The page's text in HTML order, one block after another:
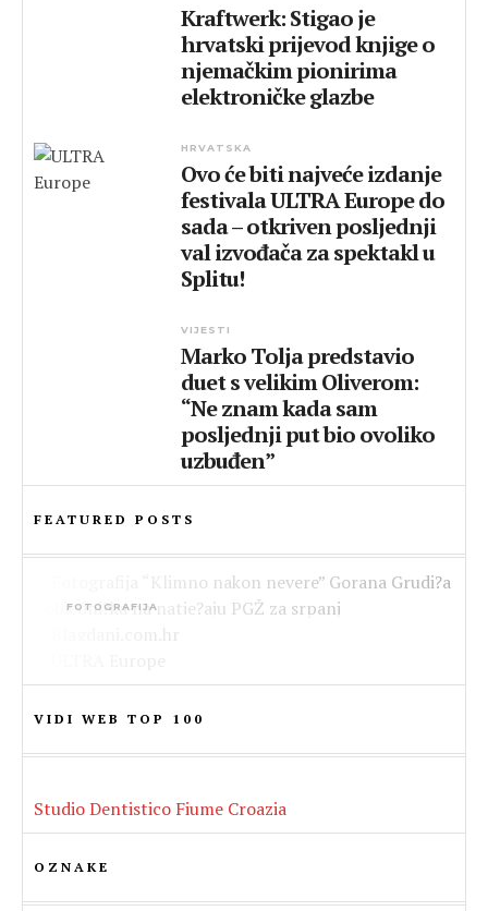
Kraftwerk: Stigao je
hrvatski prijevod knjige o
njemačkim pionirima
elektroničke glazbe
HRVATSKA
Ovo će biti najveće izdanje
festivala ULTRA Europe do
sada – otkriven posljednji
val izvođača za spektakl u
Splitu!
VIJESTI
Marko Tolja predstavio
duet s velikim Oliverom:
“Ne znam kada sam
posljednji put bio ovoliko
uzbuđen”
FEATURED POSTS
FOTOGRAFIJA
Fotografija “Klimno nakon nevere” Gorana
srpanj
Pokrenut portal Blagdani.com.hr –
i produženih vikenda
Europe do sada – otkriven posljednji val
izvođača za spektakl u Splitu!
VIDI WEB TOP 100
Studio Dentistico Fiume Croazia
OZNAKE